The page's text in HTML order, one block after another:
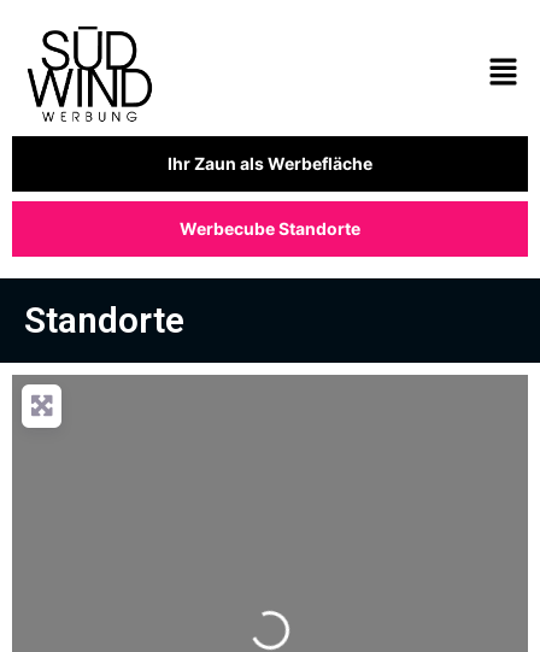
Ihr Zaun als Werbefläche
Werbecube Standorte
Standorte
Wird geladen …